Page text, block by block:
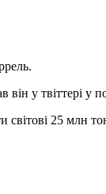
у твіттері у
25 млн